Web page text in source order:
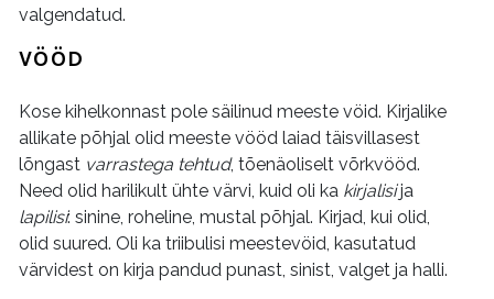
valgendatud.
VÖÖD
Kose kihelkonnast pole säilinud meeste vöid. Kirjalike
allikate põhjal olid meeste vööd laiad täisvillasest
lõngast varrastega tehtud, tõenäoliselt võrkvööd.
Need olid harilikult ühte värvi, kuid oli ka kirjalisija
lapilisi: sinine, roheline, mustal põhjal. Kirjad, kui olid,
olid suured. Oli ka triibulisi meestevöid, kasutatud
värvidest on kirja pandud punast, sinist, valget ja halli.